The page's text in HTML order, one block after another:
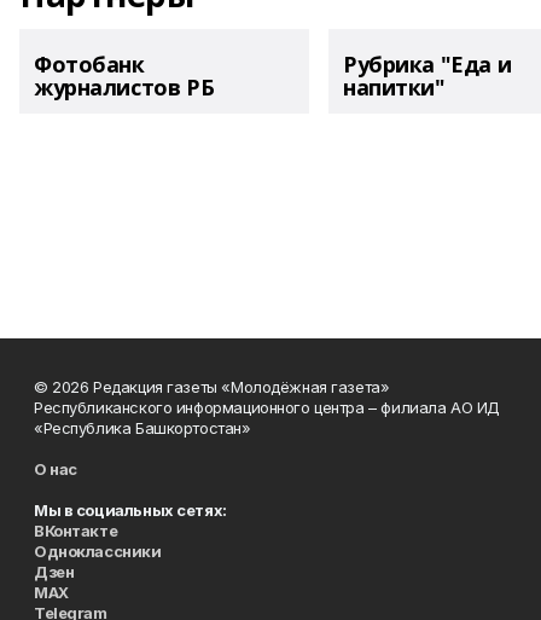
Фотобанк
журналистов РБ
Рубрика "Еда и
напитки"
© 2026 Редакция газеты «Молодёжная газета»
Республиканского информационного центра – филиала АО ИД
«Республика Башкортостан»
О нас
Мы в социальных сетях:
ВКонтакте
Одноклассники
Дзен
MAX
Telegram